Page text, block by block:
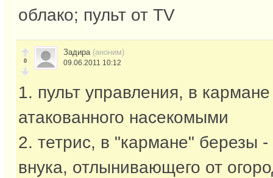
облако; пульт от TV
0
Задира (аноним)
09.06.2011 10:12
1. пульт управления, в
атакованного насекомыми
2. тетрис, в "кармане" березы -
внука, отлынивающего от